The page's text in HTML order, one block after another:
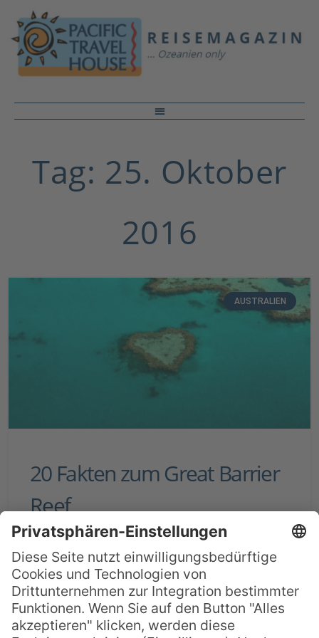
Tag: 25. Oktober
2016
AUSTRALIEN
20 Fakten zum Great Barrier
Reef
Das Great Barrier Reef gehört
zweifelsohne zu den größten
Tourismusattraktionen Australiens.
Jährlich kommen etwa zwei Millionen
Menschen, um sich dieses erklärte